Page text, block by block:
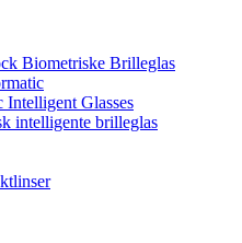
Biometriske Brilleglas
Intelligent Glasses
intelligente brilleglas